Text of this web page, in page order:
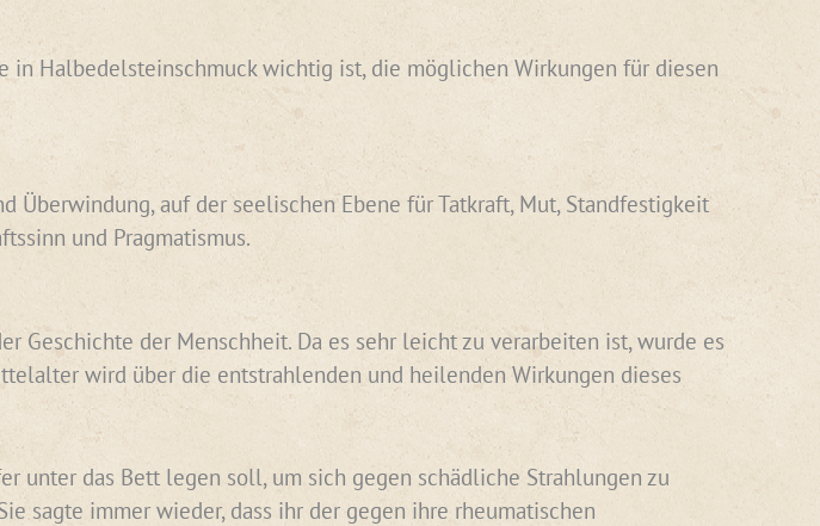
Halbedelsteinschmuck wichtig ist, die möglichen Wirkungen für diesen
auf der seelischen Ebene für Tatkraft, Mut, Standfestigkeit
und Pragmatismus.
der Menschheit. Da es sehr leicht zu verarbeiten ist, wurde es
wird über die entstrahlenden und heilenden Wirkungen dieses
unter das Bett legen soll, um sich gegen schädliche Strahlungen zu
sagte immer wieder, dass ihr der gegen ihre rheumatischen